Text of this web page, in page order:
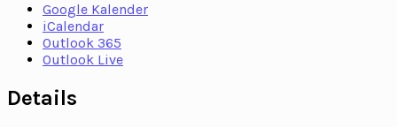
Google Kalender
iCalendar
Outlook 365
Outlook Live
Details